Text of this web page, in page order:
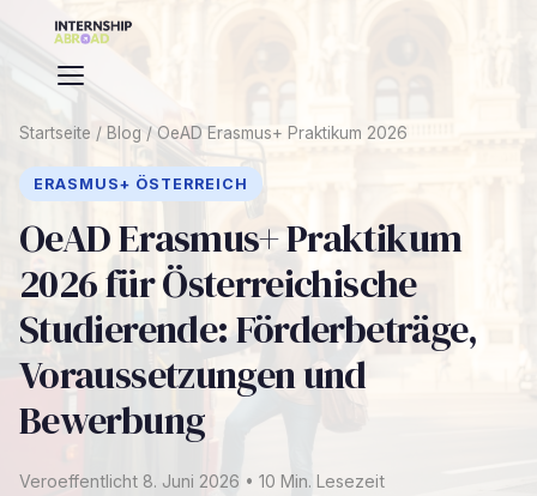
Startseite / Blog / OeAD Erasmus+ Praktikum 2026
ERASMUS+ ÖSTERREICH
OeAD Erasmus+ Praktikum
2026 für Österreichische
Studierende: Förderbeträge,
Voraussetzungen und
Bewerbung
Veroeffentlicht 8. Juni 2026 • 10 Min. Lesezeit